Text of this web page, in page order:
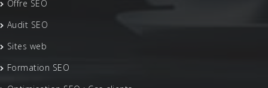
Offre SEO
Audit SEO
Sites web
Formation SEO